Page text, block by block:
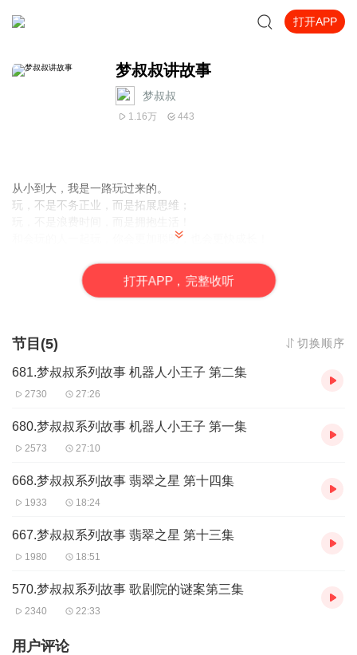
打开APP
梦叔叔讲故事
梦叔叔
1.16万 443
从小到大，我是一路玩过来的。
玩，不是不务正业，而是拓展思维；
和会玩的人一起玩，你会更加聪明，也会更快成长！
想打破束缚，跟宝宝们一起happy起来吗？
那就和梦叔叔一起来玩儿吧！
打开APP，完整收听
节目(5) 切换顺序
681.梦叔叔系列故事 机器人小王子 第二集
2730 27:26
680.梦叔叔系列故事 机器人小王子 第一集
2573 27:10
668.梦叔叔系列故事 翡翠之星 第十四集
1933 18:24
667.梦叔叔系列故事 翡翠之星 第十三集
1980 18:51
570.梦叔叔系列故事 歌剧院的谜案第三集
2340 22:33
用户评论